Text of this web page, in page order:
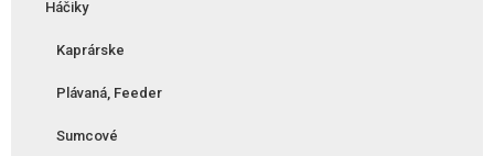
Háčiky
Kaprárske
Plávaná, Feeder
Sumcové